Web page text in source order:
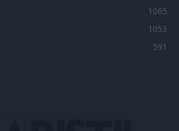
1065
1053
591